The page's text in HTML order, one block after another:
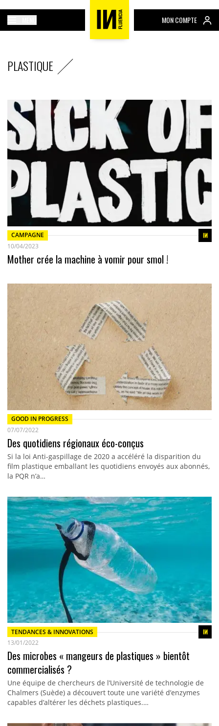
MON COMPTE
PLASTIQUE
CAMPAGNE
10/04/2023
Mother crée la machine à vomir pour smol !
GOOD IN PROGRESS
07/07/2022
Des quotidiens régionaux éco-conçus
Si la loi Anti-gaspillage de 2020 a accéléré la disparition du
film plastique emballant les quotidiens envoyés aux abonnés,
la PQR n’a…
TENDANCES & INNOVATIONS
13/01/2022
Des microbes « mangeurs de plastiques » bientôt
commercialisés ?
Une équipe de chercheurs de l’Université de technologie de
Chalmers (Suède) a découvert toute une variété d’enzymes
capables d’altérer les déchets plastiques.…